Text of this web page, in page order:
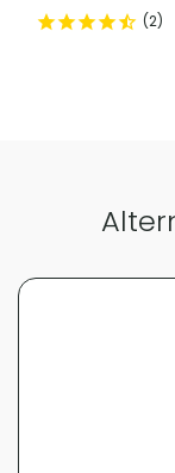
Categorie
2